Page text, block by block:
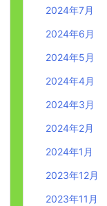
2024年7月
2024年6月
2024年5月
2024年4月
2024年3月
2024年2月
2024年1月
2023年12月
2023年11月